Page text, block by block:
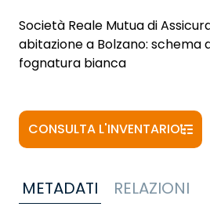
Società Reale Mutua di
abitazione a Bolzano: schema
fognatura bianca
CONSULTA L'INVENTARIO
METADATI RELAZIONI